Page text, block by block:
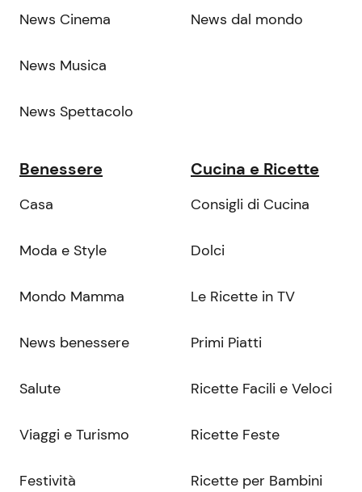
News Cinema
News Musica
News Spettacolo
News dal mondo
Benessere
Casa
Moda e Style
Mondo Mamma
News benessere
Salute
Viaggi e Turismo
Festività
Cucina e Ricette
Consigli di Cucina
Dolci
Le Ricette in TV
Primi Piatti
Ricette Facili e Veloci
Ricette Feste
Ricette per Bambini